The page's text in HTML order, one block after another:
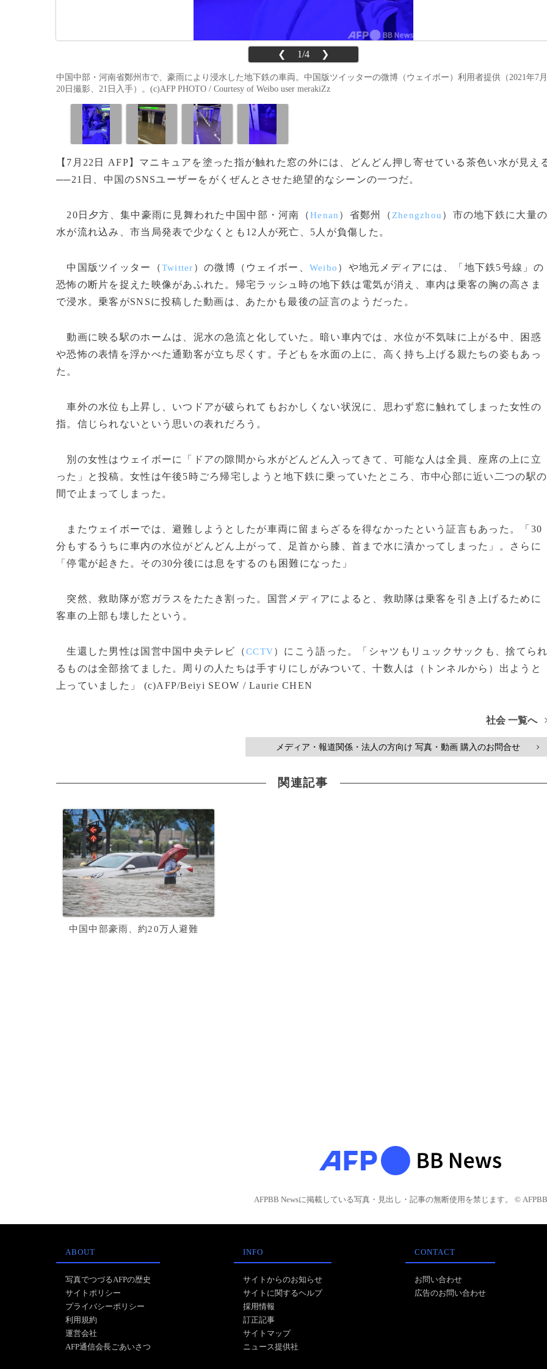
❮ 1/4 ❯
中国中部・河南省鄭州市で、豪雨により浸水した地下鉄の車両。中国版ツイッターの微博（ウェイボー）利用者提供（2021年7月
20日撮影、21日入手）。(c)AFP PHOTO / Courtesy of Weibo user merakiZz
【7月22日 AFP】マニキュアを塗った指が触れた窓の外には、どんどん押し寄せている茶色い水が見え
──21日、中国のSNSユーザーをがくぜんとさせた絶望的なシーンの一つだ。
20日夕方、集中豪雨に見舞われた中国中部・河南（Henan ）省鄭州（ Zhengzhou ）市の地下鉄に大量
水が流れ込み、市当局発表で少なくとも12人が死亡、5人が負傷した。
中国版ツイッター（Twitter ）の微博（ウェイボー、 Weibo ）や地元メディアには、「地下鉄5号線」の
恐怖の断片を捉えた映像があふれた。帰宅ラッシュ時の地下鉄は電気が消え、車内は乗客の胸の高さま
で浸水。乗客がSNSに投稿した動画は、あたかも最後の証言のようだった。
動画に映る駅のホームは、泥水の急流と化していた。暗い車内では、水位が不気味に上がる中、困惑
や恐怖の表情を浮かべた通勤客が立ち尽くす。子どもを水面の上に、高く持ち上げる親たちの姿もあっ
た。
車外の水位も上昇し、いつドアが破られてもおかしくない状況に、思わず窓に触れてしまった女性の
指。信じられないという思いの表れだろう。
別の女性はウェイボーに「ドアの隙間から水がどんどん入ってきて、可能な人は全員、座席の上に立
った」と投稿。女性は午後5時ごろ帰宅しようと地下鉄に乗っていたところ、市中心部に近い二つの駅の
間で止まってしまった。
またウェイボーでは、避難しようとしたが車両に留まらざるを得なかったという証言もあった。「30
分もするうちに車内の水位がどんどん上がって、足首から膝、首まで水に漬かってしまった」。さらに
「停電が起きた。その30分後には息をするのも困難になった」
突然、救助隊が窓ガラスをたたき割った。国営メディアによると、救助隊は乗客を引き上げるために
客車の上部も壊したという。
生還した男性は国営中国中央テレビ（CCTV）にこう語った。「シャツもリュックサックも、捨てら
るものは全部捨てました。周りの人たちは手すりにしがみついて、十数人は（トンネルから）出ようと
上っていました」 (c)AFP/Beiyi SEOW / Laurie CHEN
社会 一覧へ
メディア・報道関係・法人の方向け 写真・動画 購入のお問合せ >
関連記事
中国中部豪雨、約20万人避難
AFPBB Newsに掲載している写真・見出し・記事の無断使用を禁じます。 © AFPBB
ABOUT
写真でつづるAFPの歴史
サイトポリシー
プライバシーポリシー
利用規約
運営会社
AFP通信会長ごあいさつ
INFO
サイトからのお知らせ
サイトに関するヘルプ
採用情報
訂正記事
サイトマップ
ニュース提供社
CONTACT
お問い合わせ
広告のお問い合わせ